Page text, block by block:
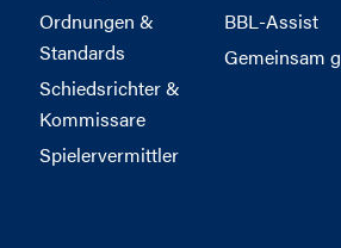
Ordnungen &
Standards
Schiedsrichter &
Kommissare
Spielervermittler
BBL-Assist
Gemeinsam